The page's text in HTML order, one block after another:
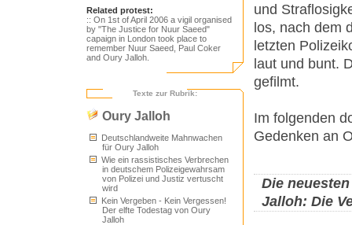
Related protest:
:: On 1st of April 2006 a vigil organised
by "The Justice for Nuur Saeed"
capaign in London took place to
remember Nuur Saeed, Paul Coker
and Oury Jalloh.
Texte zur Rubrik:
Oury Jalloh
Deutschlandweite Mahnwachen
für Oury Jalloh
Wie ein rassistisches Verbrechen
in deutschem Polizeigewahrsam
von Polizei und Justiz vertuscht
wird
Kein Vergeben - Kein Vergessen!
Der elfte Todestag von Oury
Jalloh
und
los, nach dem
letzten
laut und bunt.
gefilmt.
Im folgenden
Gedenken an
Die
Jalloh: Die